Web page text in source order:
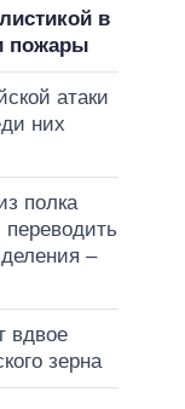
в
пожары
атаки
них
полка
–
вдвое
зерна